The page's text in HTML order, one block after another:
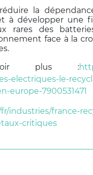
la
à développer une
rares des
face à la
plus :
electriques-le-
europe-7900531471
industries/france-
critiques